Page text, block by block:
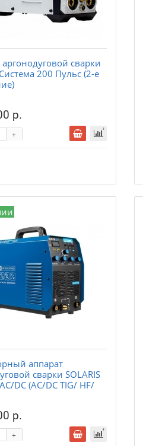
сварки
200 Пульс (2-е
р.
+
аппарат
сварки SOLARIS
DC (AC/DC TIG/ HF/
р.
+